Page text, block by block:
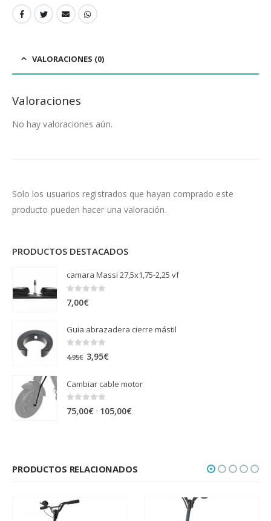
VALORACIONES (0)
Valoraciones
No hay valoraciones aún.
Solo los usuarios registrados que hayan comprado este
producto pueden hacer una valoración.
PRODUCTOS DESTACADOS
camara Massi 27,5x1,75-2,25 vf
0out of 5
7,00€
Guia abrazadera cierre mástil
out of 5
4,95€ El
original
era:
4,95€.
3,95€
actual
3,95€.
Cambiar cable motor
0out of 5
75,00€ - 105,00€
75,00€
PRODUCTOS RELACIONADOS
-29%